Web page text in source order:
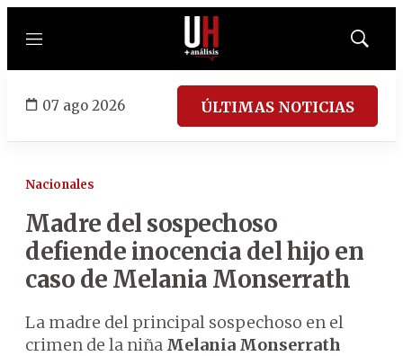
Menú
Mostrar
07 ago 2026 ÚLTIMAS NOTICIAS
Nacionales
Madre del sospechoso
defiende inocencia del hijo en
caso de Melania Monserrath
La madre del principal sospechoso en el
crimen de la niña Melania Monserrath